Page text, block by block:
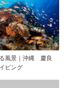
風景｜沖縄 慶良
ビング